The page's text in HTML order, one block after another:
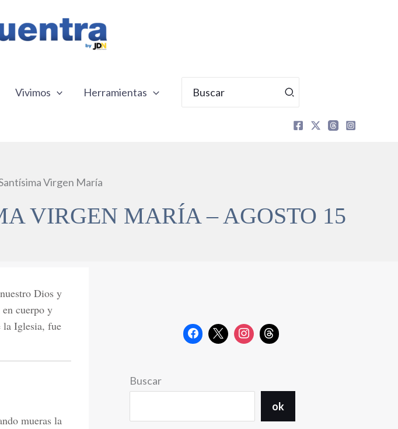
Vivimos Herramientas
por:
VIRGEN MARÍA – AGOSTO 15
Dios y
cuerpo y
la Iglesia, fue
mueras la
Buscar
ok